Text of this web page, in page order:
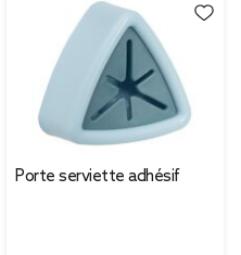
Porte serviette adhésif